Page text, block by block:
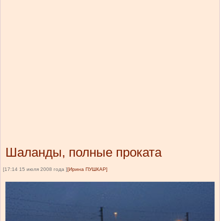
Шаланды, полные проката
[17:14 15 июля 2008 года ] [Ирина ПУШКАР]